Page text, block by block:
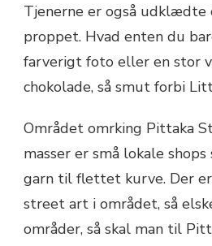
Tjenerne er også
proppet. Hvad enten du
farverigt foto eller en stor
chokolade, så smut forbi
Området omrking Pittaka
masser er små lokale
garn til flettet kurve. Der er
street art i området, så
områder, så skal man til